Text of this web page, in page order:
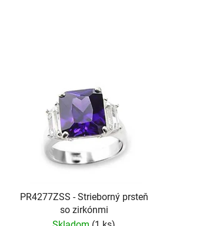
PR4277ZSS - Strieborný prsteň
so zirkónmi